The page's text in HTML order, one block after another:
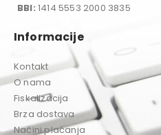
BBI: 1414 5553 2000 3835
Informacije
Kontakt
O nama
Fiskalizacija
Brza dostava
Načini plaćanja